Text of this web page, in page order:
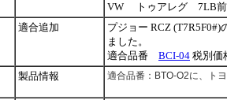
VW トゥアレグ 7LB前
適合追加
プジョー RCZ
ました。
適合品番 BCI-04 税別価
製品情報 適合品番：BTO-O2に、ト